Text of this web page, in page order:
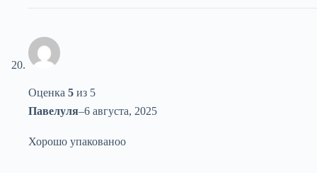
Оценка 5 из 5
Павелуля–6 августа, 2025
Хорошо упакованоо